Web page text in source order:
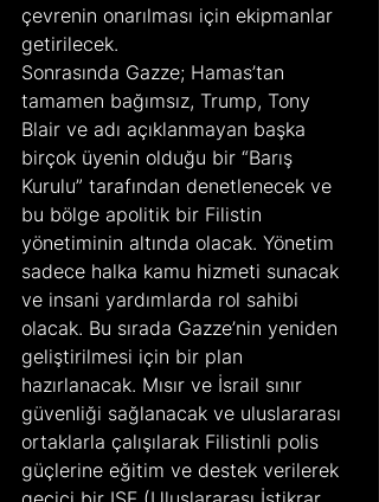
çevrenin onarılması için ekipmanlar
getirilecek.
Sonrasında Gazze; Hamas’tan
tamamen bağımsız, Trump, Tony
Blair ve adı açıklanmayan başka
birçok üyenin olduğu bir “Barış
Kurulu” tarafından denetlenecek ve
bu bölge apolitik bir Filistin
yönetiminin altında olacak. Yönetim
sadece halka kamu hizmeti sunacak
ve insani yardımlarda rol sahibi
olacak. Bu sırada Gazze’nin yeniden
geliştirilmesi için bir plan
hazırlanacak. Mısır ve İsrail sınır
güvenliği sağlanacak ve uluslararası
ortaklarla çalışılarak Filistinli polis
güçlerine eğitim ve destek verilerek